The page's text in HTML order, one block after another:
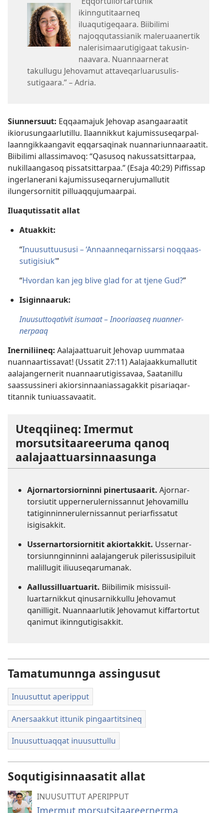
ikinngutitaarneq
iluaqutigeqaara. Biibilimi
najoqqutassianik maleruaanertik
nalerisimaarutigigaat takusin­
naavara. Nuannaarnerat
takullugu Jehovamut attaveqarluarusulis­
sutigaara.” – Adria.
Siunnersuut: Eqqaamajuk Jehovap asangaaraatit
ikiorusungaarlutillu. Ilaannikkut kajumis­suseqarpal­
laanngik­kaangavit eqqarsaqinak nuannariun­naaraatit.
Biibilimi allassimavoq: “Qasusoq nakussatsittarpaa,
nukillaangasoq pissatsittarpaa.” (Esaja 40:29) Piffissap
ingerlanerani kajumis­suseqar­nerujumallutit
ilungersornitit pilluaq­qujumaarpai.
Iluaqutissatit allat
Atuakkit:
“Inuusut­tuususi – ‘Annaanneqar­nissarsi noqqaas­
sutigisiuk’”
“Hvordan kan jeg blive glad for at tjene Gud?”
Isiginnaaruk:
Inuusut­toqativit isumaat – Inooriaaseq nuanner­
nerpaaq
Inerniliineq: Aalajaat­tuaruit Jehovap uummataa
nuannaar­tissavat! (Ussatit 27:11) Aalajaak­kumallutit
aalajangernerit nuannaarutigissavaa, Saatanillu
saassussineri akiorsin­naanias­sagakkit pisariaqar­
titannik tuniuas­savaatit.
Uteqqiineq: Imermut
morsutsitaareeruma qanoq
aalajaat­tuarsin­naasunga
Ajornar­torsiorninni pinertusaarit. Ajornar­
torsiutit upperneruler­nissannut Jehovamillu
tatigin­ninneruler­nissannut periarfissatut
isigisakkit.
Ussernar­torsiornitit akiortakkit. Ussernar­
torsiun­nginninni aalajangeruk pileris­susipiluit
malillugit iliuuseqarumanak.
Aallussil­luartuarit. Biibilimik misissuil­
luartarnikkut qinusar­nikkullu Jehovamut
qanilligit. Nuannaarlutik Jehovamut kiffartortut
qanimut ikinngutigisakkit.
Tamatumunnga assingusut
Inuusuttut aperipput
Anersaakkut ittunik pingaartitsineq
Inuusuttuaqqat inuusuttullu
Soqutigisinnaasatit allat
INUUSUTTUT APERIPPUT
Imermut morsutsitaareernerma